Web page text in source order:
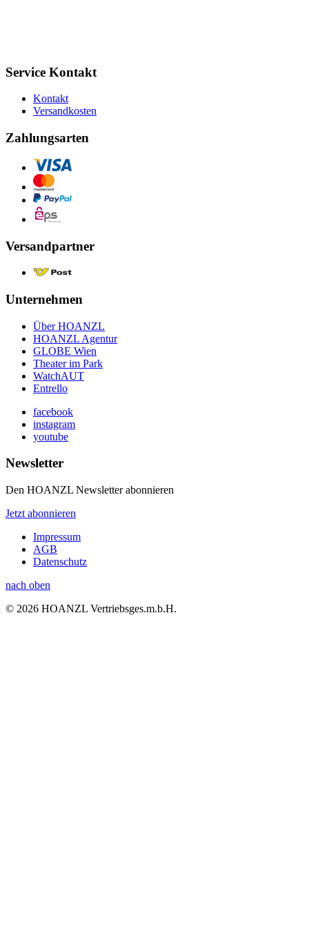
Service Kontakt
Kontakt
Versandkosten
Zahlungsarten
Versandpartner
Unternehmen
Über HOANZL
HOANZL Agentur
GLOBE Wien
Theater im Park
WatchAUT
Entrello
facebook
instagram
youtube
Newsletter
Den HOANZL Newsletter abonnieren
Jetzt abonnieren
Impressum
AGB
Datenschutz
nach oben
© 2026 HOANZL Vertriebsges.m.b.H.